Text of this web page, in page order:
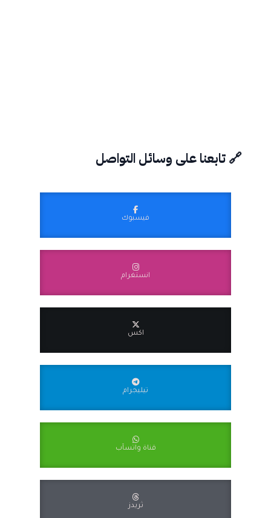
🔗 تابعنا على وسائل التواصل
فيسبوك
انستغرام
اكس
تيليجرام
قناة واتسآب
ثريدز